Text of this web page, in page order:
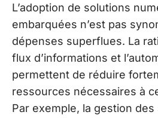
L’adoption de solutions
embarquées n’est pas
dépenses superflues. La
flux d’informations et
permettent de réduire
ressources nécessaires à
Par exemple, la gestion